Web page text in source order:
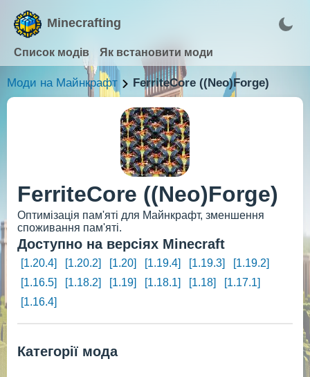
Minecrafting
Список модів Як встановити моди
Моди на Майнкрафт FerriteCore ((Neo)Forge)
FerriteCore ((Neo)Forge)
Оптимізація пам'яті для Майнкрафт, зменшення
споживання пам'яті.
Доступно на версіях Minecraft
[1.20.4] [1.20.2] [1.20] [1.19.4] [1.19.3]
[1.19.2]
[1.16.5]
[1.18.2] [1.19] [1.18.1] [1.18]
[1.17.1]
[1.16.4]
Категорії мода